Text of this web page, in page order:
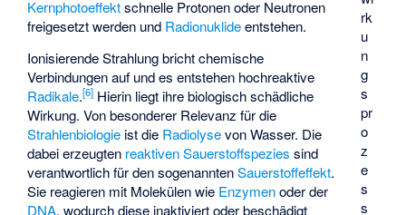
rk
u
n
g
s
pr
o
z
e
s
s
Kernphotoeffektschnelle Protonen oder Neutronen
freigesetzt werden und Radionuklideentstehen.
Ionisierende Strahlung bricht chemische
Verbindungen auf und es entstehen hochreaktive
Radikale.[6] Hierin liegt ihre biologisch schädliche
Wirkung. Von besonderer Relevanz für die
Strahlenbiologie ist die Radiolysevon Wasser. Die
dabei erzeugten reaktiven Sauerstoffspezies sind
verantwortlich für den sogenanntenSauerstoffeffekt.
Sie reagieren mit Molekülen wie Enzymenoder der
DNA, wodurch diese inaktiviert oder beschädigt